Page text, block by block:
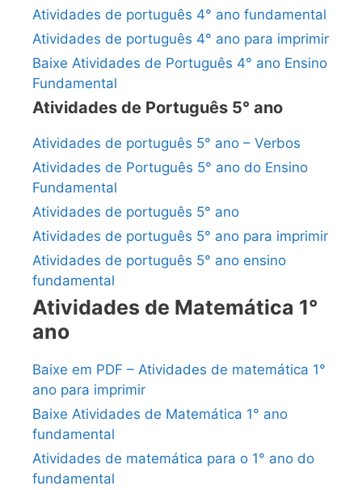
Atividades de português 4° ano fundamental
Atividades de português 4° ano para imprimir
Baixe Atividades de Português 4° ano Ensino
Fundamental
Atividades de Português 5° ano
Atividades de português 5° ano – Verbos
Atividades de Português 5° ano do Ensino
Fundamental
Atividades de português 5° ano
Atividades de português 5° ano para imprimir
Atividades de português 5° ano ensino
fundamental
Atividades de Matemática 1°
ano
Baixe em PDF – Atividades de matemática 1°
ano para imprimir
Baixe Atividades de Matemática 1° ano
fundamental
Atividades de matemática para o 1° ano do
fundamental